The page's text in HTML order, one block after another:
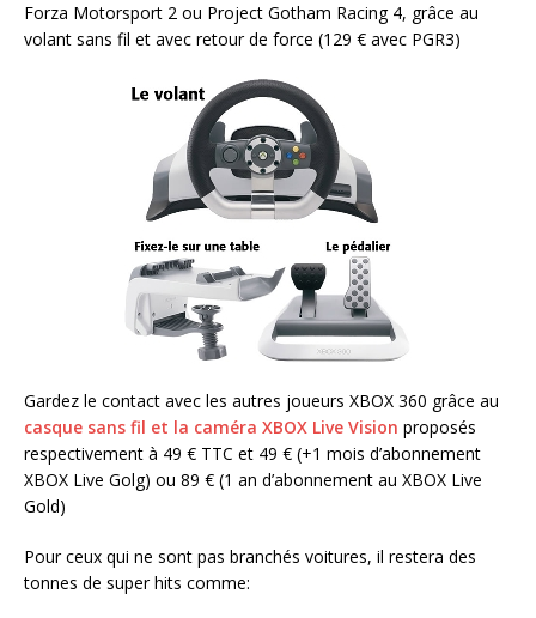
Forza Motorsport 2 ou Project Gotham Racing 4, grâce au
volant sans fil et avec retour de force (129 € avec PGR3)
Gardez le contact avec les autres joueurs XBOX 360 grâce au
casque sans fil et la caméra XBOX Live Vision proposés
respectivement à 49 € TTC et 49 € (+1 mois d’abonnement
XBOX Live Golg) ou 89 € (1 an d’abonnement au XBOX Live
Gold)
Pour ceux qui ne sont pas branchés voitures, il restera des
tonnes de super hits comme: